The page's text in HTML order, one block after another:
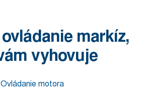
markíz,
vyhovuje
Ovládanie motora